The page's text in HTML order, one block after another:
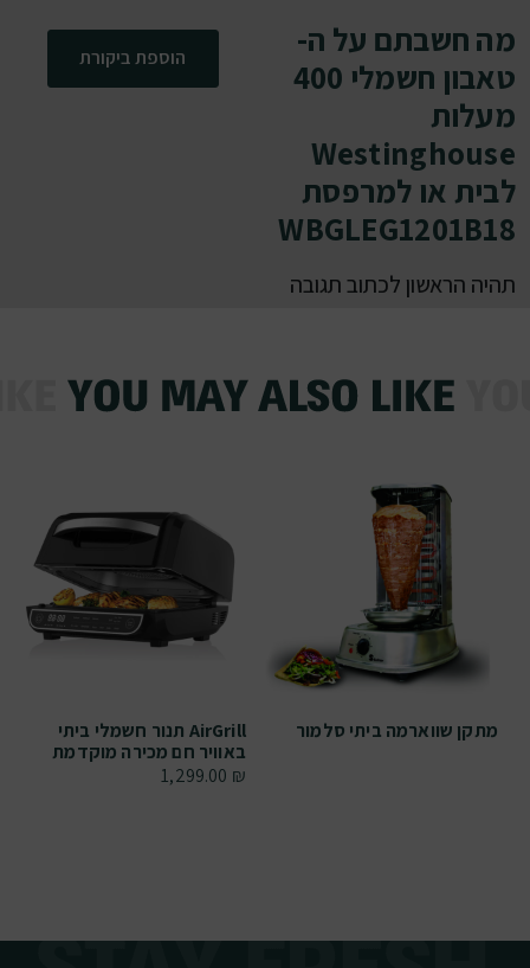
מה חשבתם על ה-
טאבון חשמלי 400
מעלות
Westinghouse
לבית או למרפסת
WBGLEG1201B18
תהיה הראשון לכתוב תגובה
הוספת ביקורת
מתקן שווארמה ביתי סלמור
AirGrill תנור חשמלי ביתי
באוויר חם מכירה מוקדמת
1,299.00 ₪